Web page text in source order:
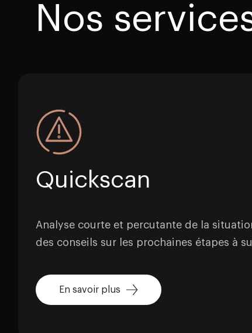
Nos
Quickscan
Analyse courte et percutante de la
des conseils sur les prochaines étapes à
En savoir plus